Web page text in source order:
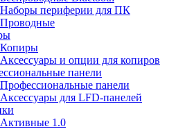
Наборы периферии для ПК
Проводные
Копиры
Аксессуары и опции для копиров
панели
Профессиональные панели
Аксессуары для LFD-панелей
Активные 1.0